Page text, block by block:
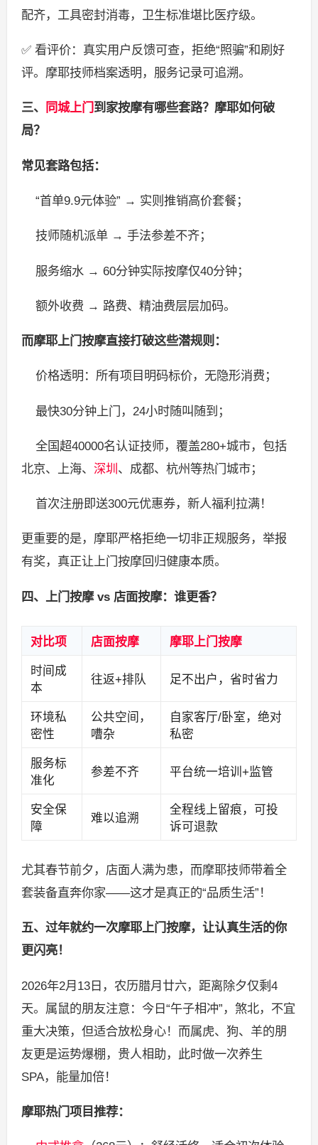
配齐，工具密封消毒，卫生标准堪比医疗级。
✅ 看评价：真实用户反馈可查，拒绝“照骗”和刷好
评。摩耶技师档案透明，服务记录可追溯。
三、 同城上门到家按摩有哪些套路？摩耶如何破
局？
常见套路包括：
“首单9.9元体验” → 实则推销高价套餐；
技师随机派单 → 手法参差不齐；
服务缩水 → 60分钟实际按摩仅40分钟；
额外收费 → 路费、精油费层层加码。
而摩耶上门按摩直接打破这些潜规则：
价格透明：所有项目明码标价，无隐形消费；
最快30分钟上门，24小时随叫随到；
全国超40000名认证技师，覆盖280+城市，包括
北京、上海、 深圳 、成都、杭州等热门城市；
首次注册即送300元优惠券，新人福利拉满！
更重要的是，摩耶严格拒绝一切非正规服务，举报
有奖，真正让上门按摩回归健康本质。
四、上门按摩 vs 店面按摩：谁更香？
对比项 店面按摩 摩耶上门按摩
时间成
本
往返+排队 足不出户，省时省力
环境私
密性
公共空间，
嘈杂
自家客厅/卧室，绝对
私密
服务标
准化
参差不齐 平台统一培训+监管
安全保
障
难以追溯
全程线上留痕，可投
诉可退款
尤其春节前夕，店面人满为患，而摩耶技师带着全
套装备直奔你家——这才是真正的“品质生活”！
五、过年就约一次摩耶上门按摩，让认真生活的你
更闪亮！
2026年2月13日，农历腊月廿六，距离除夕仅剩4
天。属鼠的朋友注意：今日“午子相冲”，煞北，不宜
重大决策，但适合放松身心！而属虎、狗、羊的朋
友更是运势爆棚，贵人相助，此时做一次养生
SPA，能量加倍！
摩耶热门项目推荐：